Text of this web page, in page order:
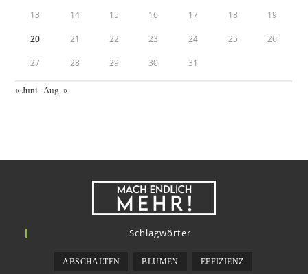
13 14 15 16 17 18 19
20 21 22 23 24 25 26
27 28 29 30 31
« Juni Aug. »
Schlagwörter
ABSCHALTEN BLUMEN EFFIZIENZ